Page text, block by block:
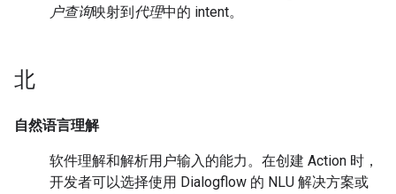
户查询映射到代理中的 intent。
北
自然语言理解
软件理解和解析用户输入的能力。在创建 Action 时，
开发者可以选择使用 Dialogflow 的 NLU 解决方案或